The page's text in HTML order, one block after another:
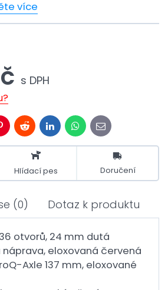
více
s DPH
RedditLinkedInWhatsApp
E-
mail
Hlídací pes Doručení
(0) Dotaz k produktu
otvorů, 24 mm dutá
eloxovaná červená
Axle 137 mm, eloxované